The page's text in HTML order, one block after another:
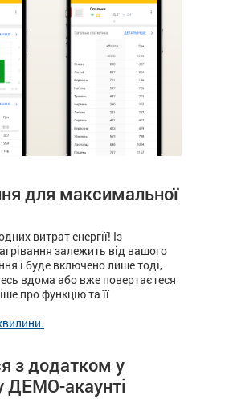
для максимальної
витрат енергії! Із
залежить від вашого
і буде включено лише тоді,
вдома або вже повертаєтеся
про функцію та її
з додатком у
ДЕМО-акаунті